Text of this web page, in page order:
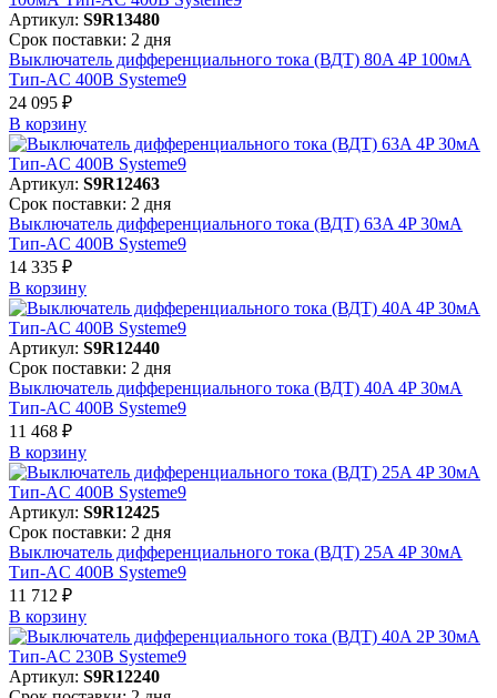
Артикул: S9R13480
Срок поставки: 2 дня
Выключатель дифференциального тока (ВДТ) 80A 4P 100мА
Тип-AC 400В Systeme9
24 095 ₽
В корзинy
Артикул: S9R12463
Срок поставки: 2 дня
Выключатель дифференциального тока (ВДТ) 63A 4P 30мА
Тип-AC 400В Systeme9
14 335 ₽
В корзинy
Артикул: S9R12440
Срок поставки: 2 дня
Выключатель дифференциального тока (ВДТ) 40A 4P 30мА
Тип-AC 400В Systeme9
11 468 ₽
В корзинy
Артикул: S9R12425
Срок поставки: 2 дня
Выключатель дифференциального тока (ВДТ) 25A 4P 30мА
Тип-AC 400В Systeme9
11 712 ₽
В корзинy
Артикул: S9R12240